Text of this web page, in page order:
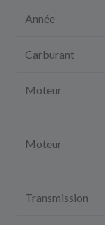
Année
Carburant
Moteur
Moteur
Transmission